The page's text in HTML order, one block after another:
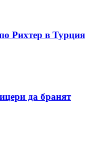
Рихтер в Турция
да бранят